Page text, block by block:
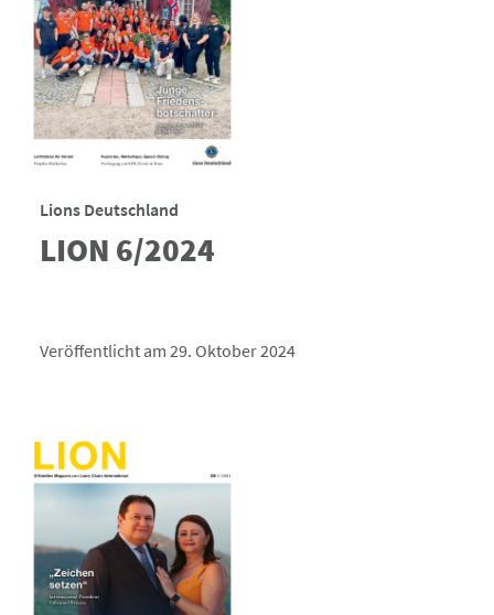
Lions Deutschland
LION 6/2024
Veröffentlicht am 29. Oktober 2024